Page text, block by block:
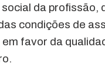
da
condições de
favor da